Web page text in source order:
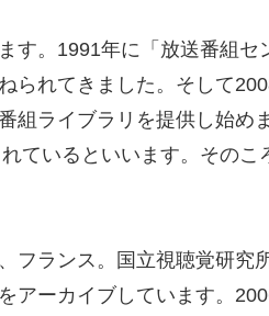
す。1991年に「放送番組
られてきました。そして
組ライブラリを提供し始め
ているといいます。その
フランス。国立視聴覚研究
アーカイブしています。